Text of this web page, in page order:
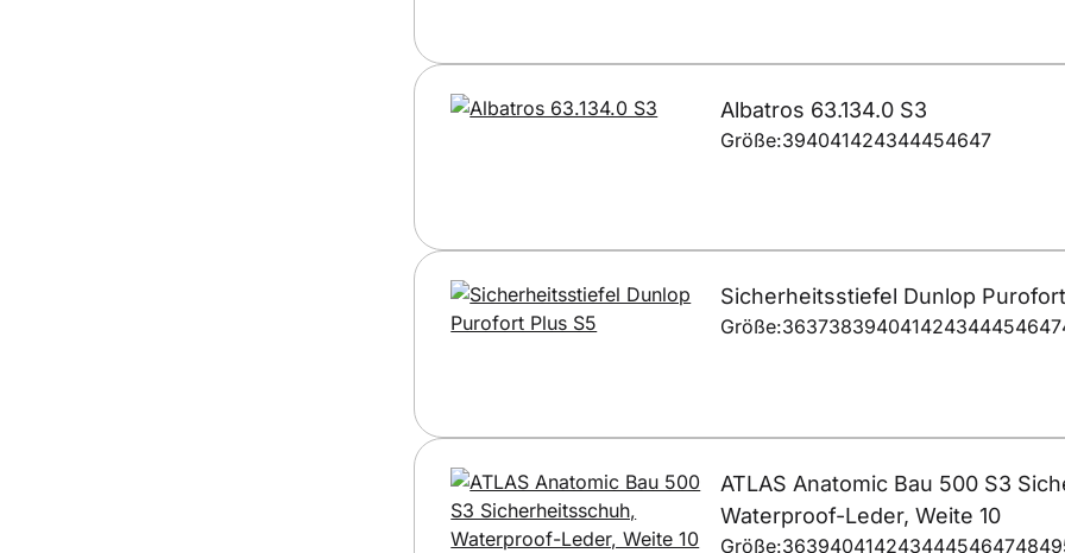
Albatros 63.134.0 S3
Größe:394041424344454647
Sicherheitsstiefel Dunlop
Größe:363738394041424344454647
ATLAS Anatomic Bau 500 S3
Waterproof-Leder, Weite 10
Größe:363940414243444546474849